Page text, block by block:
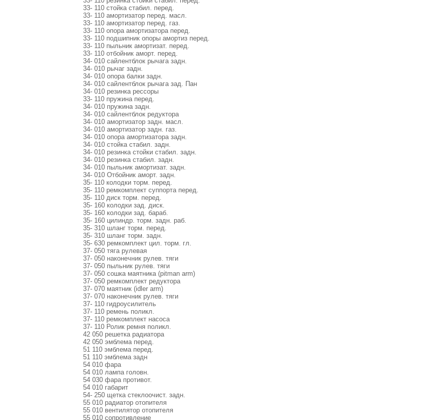
33- 110 стойка стабил. перед.
33- 110 амортизатор перед. масл.
33- 110 амортизатор перед. газ.
33- 110 опора амортизатора перед.
33- 110 подшипник опоры амортиз перед.
33- 110 пыльник амортизат. перед.
33- 110 отбойник аморт. перед.
34- 010 сайлентблок рычага задн.
34- 010 рычаг задн.
34- 010 опора балки задн.
34- 010 сайлентблок рычага зад. Пан
34- 010 резинка рессоры
33- 110 пружина перед.
34- 010 пружина задн.
34- 010 сайлентблок редуктора
34- 010 амортизатор задн. масл.
34- 010 амортизатор задн. газ.
34- 010 опора амортизатора задн.
34- 010 стойка стабил. задн.
34- 010 резинка стойки стабил. задн.
34- 010 резинка стабил. задн.
34- 010 пыльник амортизат. задн.
34- 010 Отбойник аморт. задн.
35- 110 колодки торм. перед.
35- 110 ремкомплект суппорта перед.
35- 110 диск торм. перед.
35- 160 колодки зад. диск.
35- 160 колодки зад. бараб.
35- 160 цилиндр. торм. задн. раб.
35- 310 шланг торм. перед.
35- 310 шланг торм. задн.
35- 630 ремкомплект цил. торм. гл.
37- 050 тяга рулевая
37- 050 наконечник рулев. тяги
37- 050 пыльник рулев. тяги
37- 050 сошка маятника (pitman arm)
37- 050 ремкомплект редуктора
37- 070 маятник (idler arm)
37- 070 наконечник рулев. тяги
37- 110 гидроусилитель
37- 110 ремень поликл.
37- 110 ремкомплект насоса
37- 110 Ролик ремня поликл.
42 050 решетка радиатора
42 050 эмблема перед.
51 110 эмблема перед.
51 110 эмблема задн
54 010 фара
54 010 лампа головн.
54 030 фара противот.
54 010 габарит
54- 250 щетка стеклоочист. задн.
55 010 радиатор отопителя
55 010 вентилятор отопителя
55 010 сопротивление